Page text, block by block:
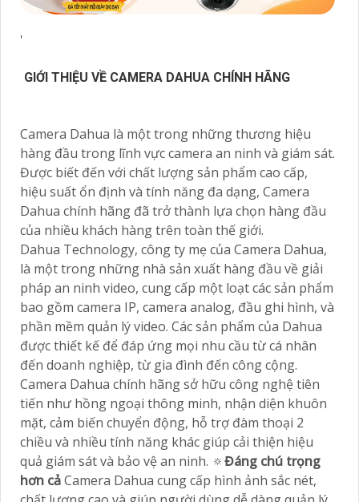
'
GIỚI THIỆU VỀ CAMERA DAHUA CHÍNH HÃNG
Camera Dahua là một trong những thương hiệu
hàng đầu trong lĩnh vực camera an ninh và giám sát.
Được biết đến với chất lượng sản phẩm cao cấp,
hiệu suất ổn định và tính năng đa dạng, Camera
Dahua chính hãng đã trở thành lựa chọn hàng đầu
của nhiều khách hàng trên toàn thế giới.
Dahua Technology, công ty mẹ của Camera Dahua,
là một trong những nhà sản xuất hàng đầu về giải
pháp an ninh video, cung cấp một loạt các sản phẩm
bao gồm camera IP, camera analog, đầu ghi hình, và
phần mềm quản lý video. Các sản phẩm của Dahua
được thiết kế để đáp ứng mọi nhu cầu từ cá nhân
đến doanh nghiệp, từ gia đình đến công cộng.
Camera Dahua chính hãng sở hữu công nghệ tiên
tiến như hồng ngoại thông minh, nhận diện khuôn
mặt, cảm biến chuyển động, hỗ trợ đàm thoại 2
chiều và nhiều tính năng khác giúp cải thiện hiệu
quả giám sát và bảo vệ an ninh. 🔅Đáng chú trọng
hơn cảCamera Dahua cung cấp hình ảnh sắc nét,